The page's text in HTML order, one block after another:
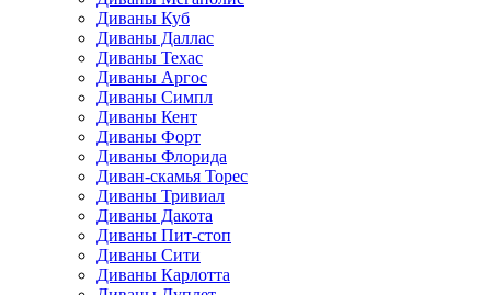
Диваны Куб
Диваны Даллас
Диваны Техас
Диваны Аргос
Диваны Симпл
Диваны Кент
Диваны Форт
Диваны Флорида
Диван-скамья Торес
Диваны Тривиал
Диваны Дакота
Диваны Пит-стоп
Диваны Сити
Диваны Карлотта